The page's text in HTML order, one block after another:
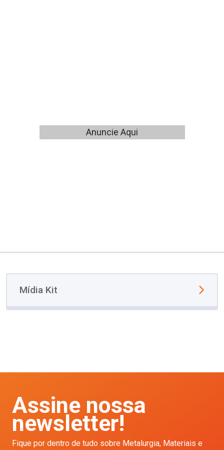
Anuncie Aqui
Mídia Kit
Assine nossa
newsletter!
Fique por dentro de tudo sobre Metalurgia, Materiais e